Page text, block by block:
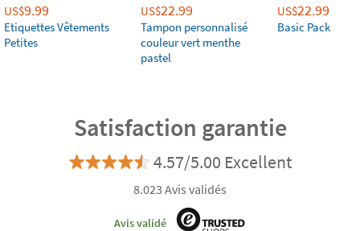
US$9.99
Etiquettes Vêtements
Petites
US$22.99
Tampon personnalisé
couleur vert menthe
pastel
US$22.99
Basic Pack
Satisfaction garantie
4.57/5.00 Excellent
8.023 Avis validés
Avis validé